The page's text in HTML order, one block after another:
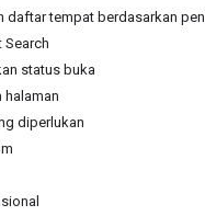
daftar tempat berdasarkan
Search
status buka
halaman
diperlukan